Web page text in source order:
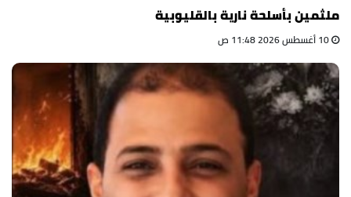
ملثمين بأسلحة نارية بالقليوبية